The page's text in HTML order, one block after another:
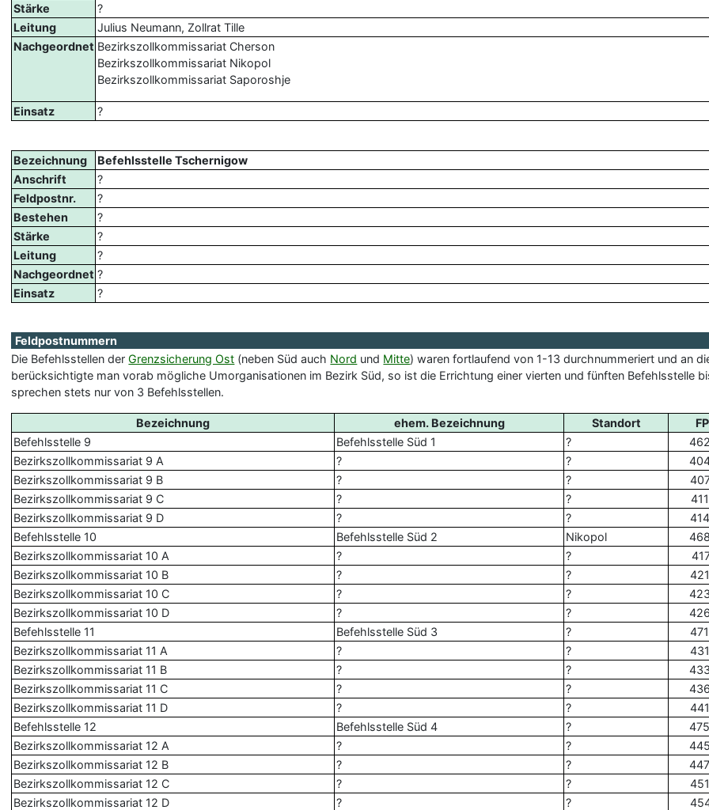
Stärke
?
Leitung
Julius Neumann, Zollrat Tille
Nachgeordnet Bezirkszollkommissariat Cherson
Bezirkszollkommissariat Nikopol
Bezirkszollkommissariat Saporoshje
Einsatz ?
Bezeichnung
Befehlsstelle Tschernigow
Anschrift
?
Feldpostnr.
?
Bestehen
?
Stärke
?
Leitung
?
Nachgeordnet ?
Einsatz
?
Feldpostnummern
Die Befehlsstellen derGrenzsicherung Ost (neben Süd auch Nord und Mitte) waren fortlaufend von 1-13 durchnummeriert und an
berücksichtigte man vorab mögliche Umorganisationen im Bezirk Süd, so ist die Errichtung einer vierten und fünften Befehlsstelle
sprechen stets nur von 3 Befehlsstellen.
Bezeichnung ehem. Bezeichnung Standort
Befehlsstelle 9
Befehlsstelle Süd 1 ?
Bezirkszollkommissariat 9 A
? ?
Bezirkszollkommissariat 9 B
? ?
Bezirkszollkommissariat 9 C
? ?
Bezirkszollkommissariat 9 D
? ?
Befehlsstelle 10
Befehlsstelle Süd 2 Nikopol
Bezirkszollkommissariat 10 A
? ?
Bezirkszollkommissariat 10 B
? ?
Bezirkszollkommissariat 10 C
? ?
Bezirkszollkommissariat 10 D
? ?
Befehlsstelle 11
Befehlsstelle Süd 3 ?
Bezirkszollkommissariat 11 A
? ?
Bezirkszollkommissariat 11 B
? ?
Bezirkszollkommissariat 11 C
? ?
Bezirkszollkommissariat 11 D
? ?
Befehlsstelle 12
Befehlsstelle Süd 4 ?
Bezirkszollkommissariat 12 A
? ?
Bezirkszollkommissariat 12 B
? ?
Bezirkszollkommissariat 12 C
? ?
Bezirkszollkommissariat 12 D
? ?